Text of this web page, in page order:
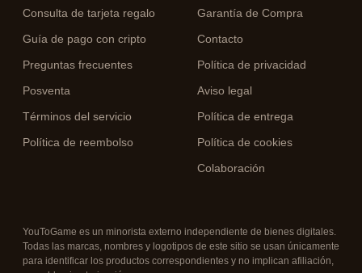
Consulta de tarjeta regalo
Guía de pago con cripto
Preguntas frecuentes
Posventa
Términos del servicio
Política de reembolso
Garantía de Compra
Contacto
Política de privacidad
Aviso legal
Política de entrega
Política de cookies
Colaboración
YouToGame es un minorista externo independiente de bienes digitales.
Todas las marcas, nombres y logotipos de este sitio se usan únicamente
para identificar los productos correspondientes y no implican afiliación,